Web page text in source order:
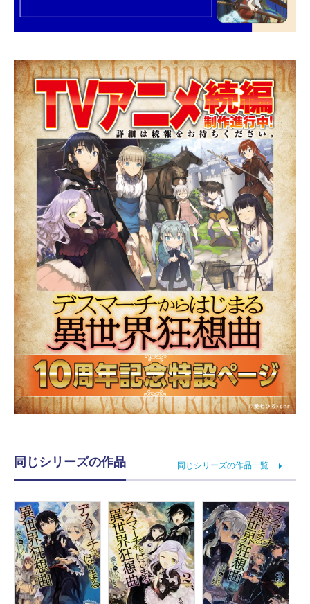
同じシリーズの作品 同じシリーズの作品一覧